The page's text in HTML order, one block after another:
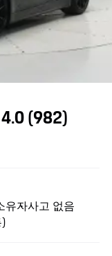
(982)
유자사고 없음